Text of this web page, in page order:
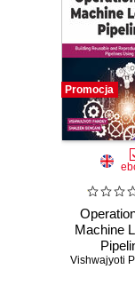
Promocja
Machine
Vishwajyoti